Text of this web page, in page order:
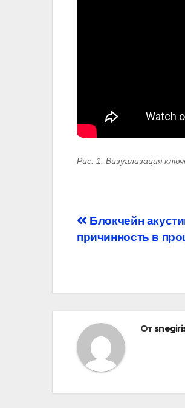
Рис. 1. Визуализация
Навигация
по
Блокчейн
причинность в
От